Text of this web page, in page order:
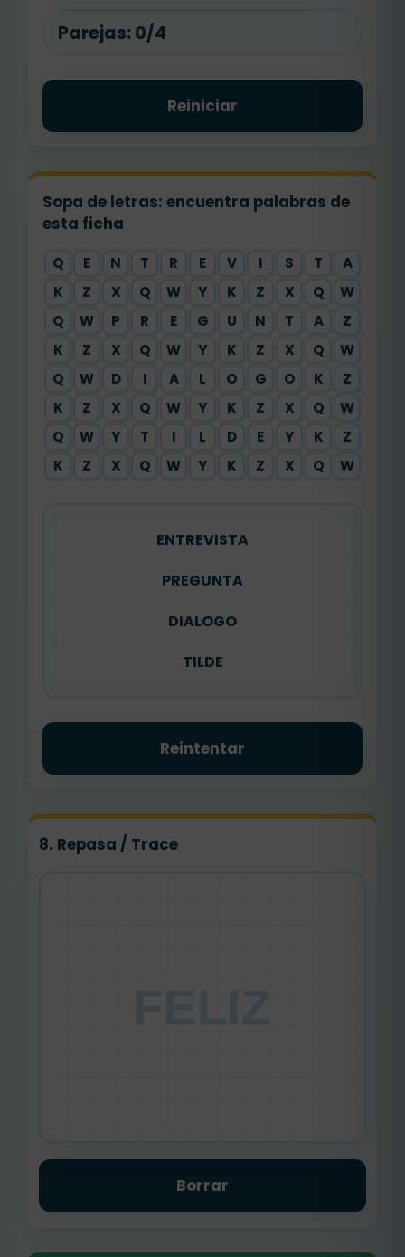
Parejas: 0/4
Reiniciar
Sopa de letras: encuentra palabras de
esta ficha
Q E N T R E V I S T A
K
Z X Q W Y K Z X Q W
Q
W P R E G U N T A Z
K
Z X Q W Y K Z X Q W
Q
W D I A L O G O K Z
K
Z X Q W Y K Z X Q W
Q
W Y T I L D E Y K Z
K
Z X Q W Y K Z X Q W
ENTREVISTA
PREGUNTA
DIALOGO
TILDE
Reintentar
8. Repasa / Trace
Borrar